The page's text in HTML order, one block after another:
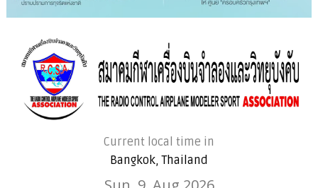
Current local time in
Bangkok, Thailand